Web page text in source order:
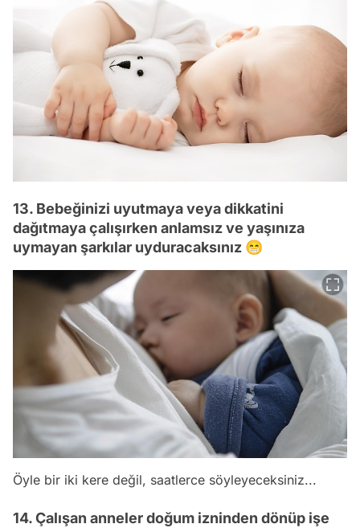
13. Bebeğinizi uyutmaya veya dikkatini
dağıtmaya çalışırken anlamsız ve yaşınıza
uymayan şarkılar uyduracaksınız 😁
Öyle bir iki kere değil, saatlerce söyleyeceksiniz...
14. Çalışan anneler doğum izninden dönüp işe